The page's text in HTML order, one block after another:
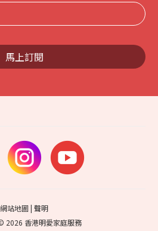
馬上訂閱
網站地圖|聲明
2026 香港明愛家庭服務